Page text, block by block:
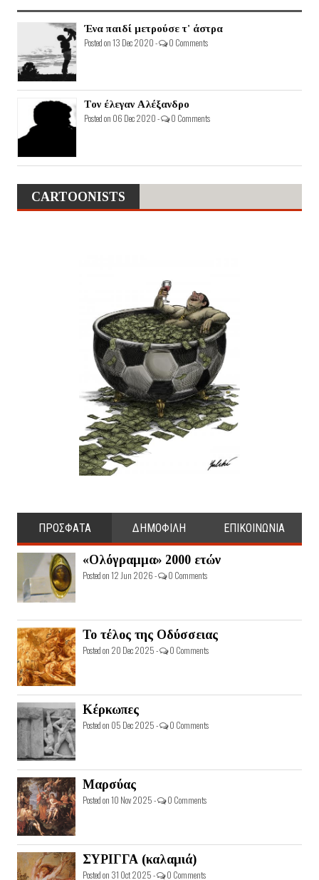
Ένα παιδί μετρούσε τ' άστρα
Posted on 13 Dec 2020 - 0 Comments
Τον έλεγαν Αλέξανδρο
Posted on 06 Dec 2020 - 0 Comments
CARTOONISTS
ΠΡΟΣΦΑΤΑ ΔΗΜΟΦΙΛΗ ΕΠΙΚΟΙΝΩΝΙΑ
«Ολόγραμμα» 2000 ετών
Posted on 12 Jun 2026 - 0 Comments
Το τέλος της Οδύσσειας
Posted on 20 Dec 2025 - 0 Comments
Κέρκωπες
Posted on 05 Dec 2025 - 0 Comments
Μαρσύας
Posted on 10 Nov 2025 - 0 Comments
ΣΥΡΙΓΓΑ (καλαμιά)
Posted on 31 Oct 2025 - 0 Comments